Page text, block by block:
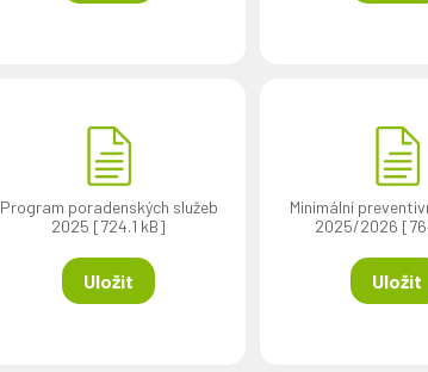
Program poradenských služeb
2025 [724.1 kB]
Uložit
Minimální
2025/2026
Uložit